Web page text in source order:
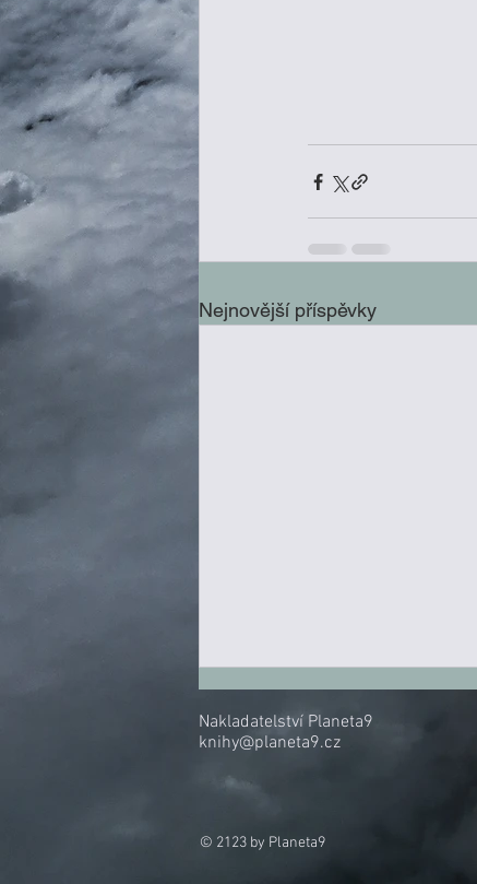
Nejnovější příspěvky
Slyším, jak se otáčí mince.
Nakladatelství Planeta9
knihy@planeta9.cz
© 2123 by Planeta9